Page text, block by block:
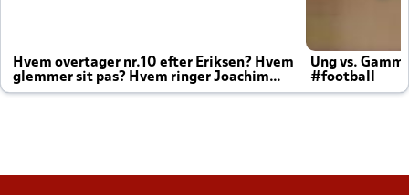
Hvem overtager nr.10 efter Eriksen? Hvem
glemmer sit pas? Hvem ringer Joachim
altid til efter kampe?
Ung vs.
#football